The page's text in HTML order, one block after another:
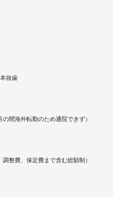
抜歯
間海外転勤のため通院できず）
調整費、保定費まで含む総額制）